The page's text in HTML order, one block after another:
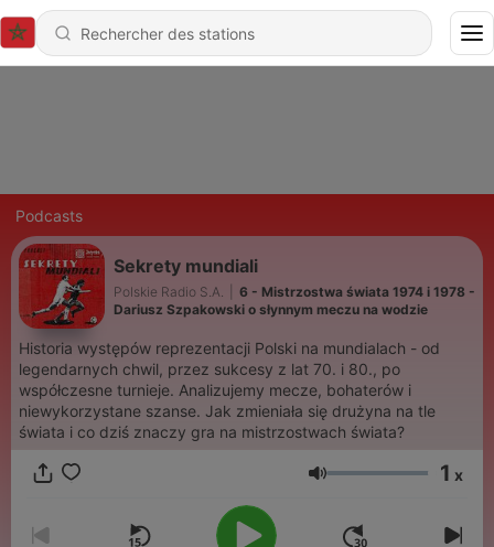
Podcasts
Sekrety mundiali
Polskie Radio S.A.
6 - Mistrzostwa świata 1974 i 1978 -
Dariusz Szpakowski o słynnym meczu na wodzie
Historia występów reprezentacji Polski na mundialach - od
legendarnych chwil, przez sukcesy z lat 70. i 80., po
współczesne turnieje. Analizujemy mecze, bohaterów i
niewykorzystane szanse. Jak zmieniała się drużyna na tle
świata i co dziś znaczy gra na mistrzostwach świata?
Volume 1 x